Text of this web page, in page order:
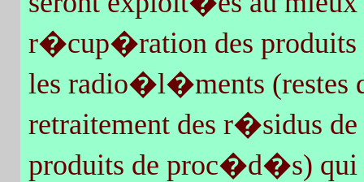
r�cup�ration des produits
les radio�l�ments
retraitement des r�sidus
produits de proc�d�s)